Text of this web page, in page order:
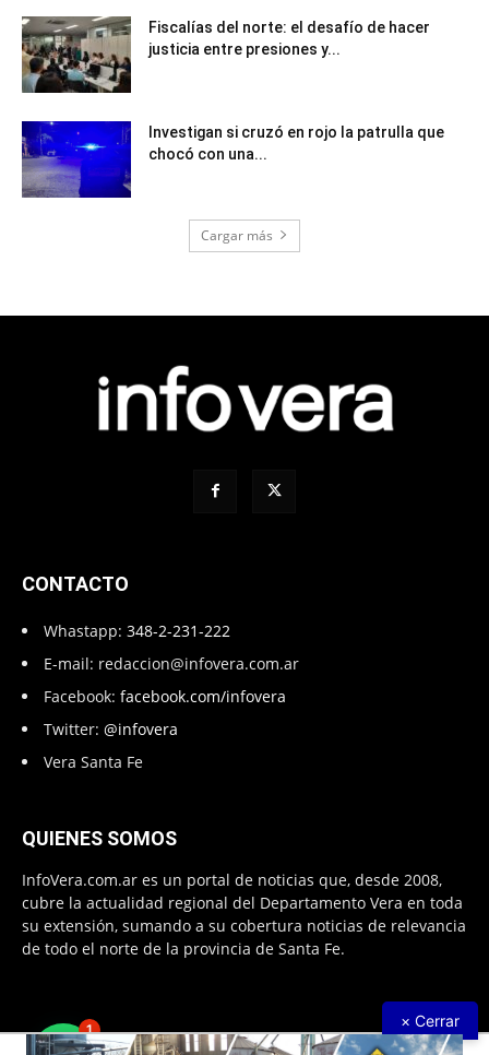
Fiscalías del norte: el desafío de hacer
justicia entre presiones y...
Investigan si cruzó en rojo la patrulla que
chocó con una...
Cargar más
CONTACTO
Whastapp: 348-2-231-222
E-mail: redaccion@infovera.com.ar
Facebook: facebook.com/infovera
Twitter: @infovera
Vera Santa Fe
QUIENES SOMOS
InfoVera.com.ar es un portal de noticias que, desde 2008,
cubre la actualidad regional del Departamento Vera en toda
su extensión, sumando a su cobertura noticias de relevancia
de todo el norte de la provincia de Santa Fe.
× Cerrar
1